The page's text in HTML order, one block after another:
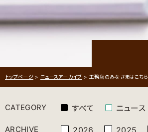
トップページ> ニュースアーカイブ > 工務店のみなさまはこちら
CATEGORY すべて ニュース
ARCHIVE 2026 2025